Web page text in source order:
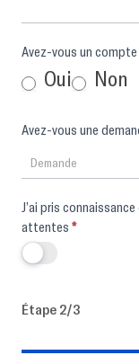
Oui Non
J’ai pris connaissance de la formation, elle correspond à mes
attentes *
Étape 2/3